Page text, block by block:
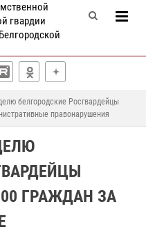
гвардии
белгородские Росгвардейцы
правонарушения
ГРАЖДАН ЗА